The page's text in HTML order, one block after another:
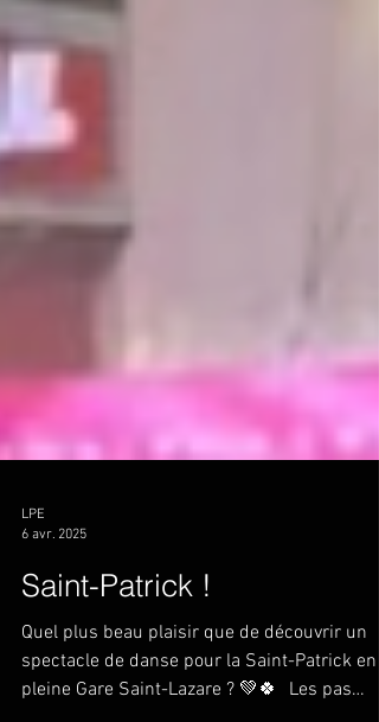
LPE
6 avr. 2025
Saint-Patrick !
Quel plus beau plaisir que de découvrir un